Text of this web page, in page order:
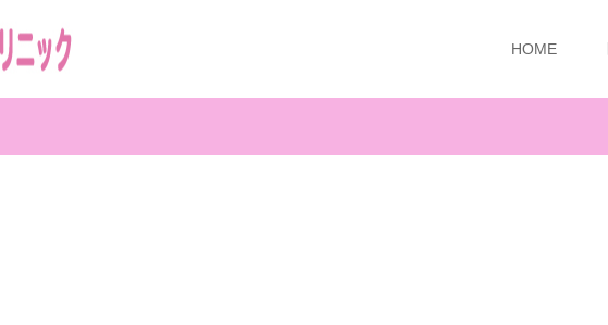
HOME